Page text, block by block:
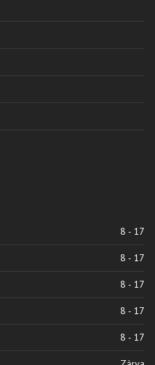
8 - 17
8 - 17
8 - 17
8 - 17
8 - 17